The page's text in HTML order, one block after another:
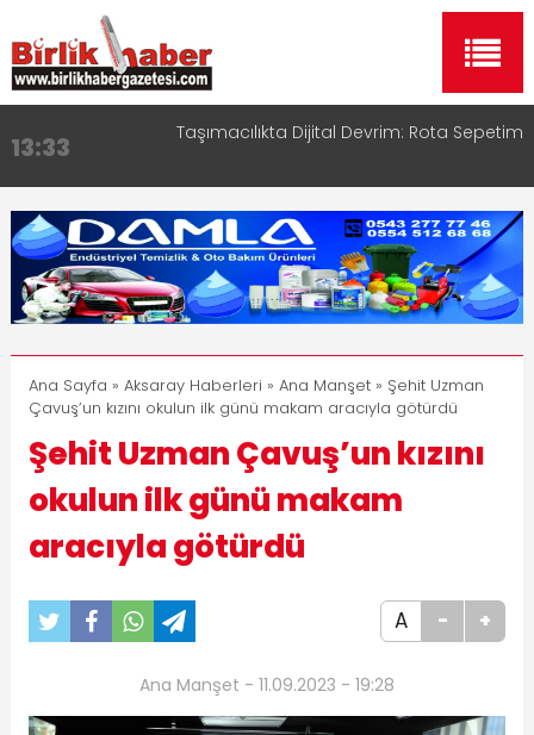
17:15
Aksaray OSB Bölge Müdürü Makam Koltuğunu
16:00
Aksaray Esnaf Rehberi ile Google ve Yapay Zeka
Aramalarında Öne Çıkın
8:23 Aksaray Esnaf Rehberi Hizmete Girdi
11:30
Birlikhaber.com Yayın Hayatına Başladı | Hızlı ve
Akıllı Haber Platformu
13:33 Taşımacılıkta Dijital Devrim: Rota Sepetim
Ana Sayfa » Aksaray Haberleri » Ana Manşet» Şehit Uzman
Çavuş’un kızını okulun ilk günü makam aracıyla götürdü
Şehit Uzman Çavuş’un kızını
okulun ilk günü makam
aracıyla götürdü
A - +
Ana Manşet - 11.09.2023 - 19:28